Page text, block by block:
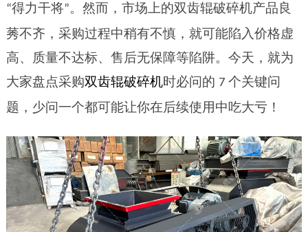
“得力干将”。然而，市场上的双齿辊破碎机产品良
莠不齐，采购过程中稍有不慎，就可能陷入价格虚
高、质量不达标、售后无保障等陷阱。今天，就为
大家盘点采购双齿辊破碎机时必问的 7个关键问
题，少问一个都可能让你在后续使用中吃大亏！